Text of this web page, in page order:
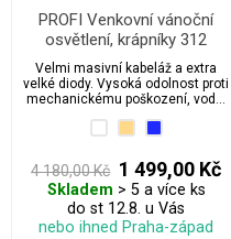
PROFI Venkovní vánoční
osvětlení, krápníky 312
LED/11,5 m s FLASH extra
velké LED diody - bílý kabel
Velmi masivní kabeláž a extra
velké diody. Vysoká odolnost proti
mechanickému poškození, vodě,
4 180,00 Kč 1 499,00 Kč
Skladem > 5 a více ks
do st 12.8. u Vás
nebo ihned Praha-západ